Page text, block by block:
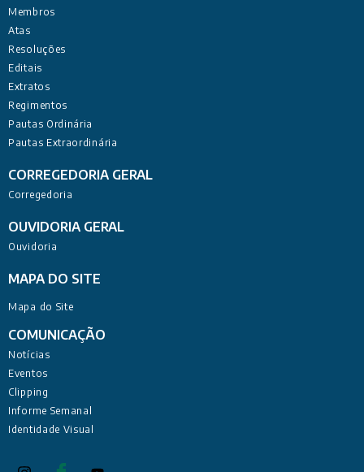
Membros
Atas
Resoluções
Editais
Extratos
Regimentos
Pautas Ordinária
Pautas Extraordinária
CORREGEDORIA GERAL
Corregedoria
OUVIDORIA GERAL
Ouvidoria
MAPA DO SITE
Mapa do Site
COMUNICAÇÃO
Notícias
Eventos
Clipping
Informe Semanal
Identidade Visual